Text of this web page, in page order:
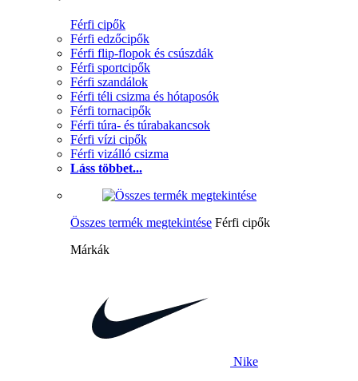
Férfi cipők
Férfi edzőcipők
Férfi flip-flopok és csúszdák
Férfi sportcipők
Férfi szandálok
Férfi téli csizma és hótaposók
Férfi tornacipők
Férfi túra- és túrabakancsok
Férfi vízi cipők
Férfi vizálló csizma
Láss többet...
Összes termék megtekintése Férfi cipők
Márkák
Nike